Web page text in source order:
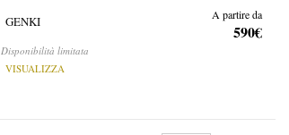
GENKI
Disponibilità limitata
VISUALIZZA
A partire da
590€